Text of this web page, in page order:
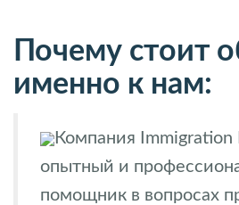
Почему стоит
именно к нам:
Компания Immigration
опытный и
помощник в вопросах